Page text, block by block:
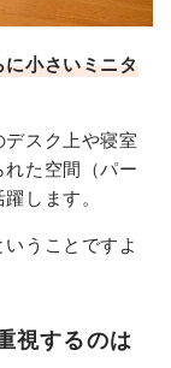
小さいミニタ
スク上や寝室
た空間（パー
します。
うことですよ
視するのは